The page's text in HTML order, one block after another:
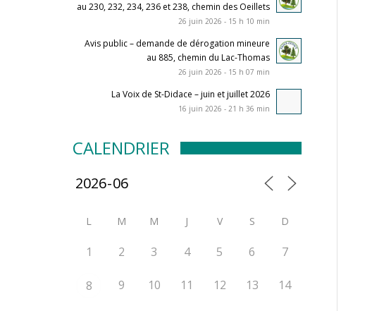
au 230, 232, 234, 236 et 238, chemin des Oeillets
26 juin 2026 - 15 h 10 min
Avis public – demande de dérogation mineure
au 885, chemin du Lac-Thomas
26 juin 2026 - 15 h 07 min
La Voix de St-Didace – juin et juillet 2026
16 juin 2026 - 21 h 36 min
CALENDRIER
L M M J V S D
1 2 3 4 5 6 7
8 9 10 11 12 13 14